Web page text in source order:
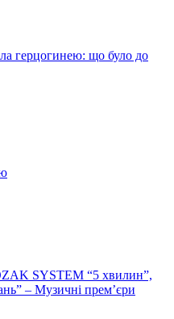
герцогинею: що було до
SYSTEM “5 хвилин”,
– Музичні прем’єри